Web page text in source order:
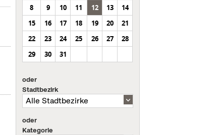
8
9 10 11 12 13
14
15
16 17 18 19 20
21
22
23 24 25 26 27
28
29
30 31
oder
Stadtbezirk
oder
Kategorie